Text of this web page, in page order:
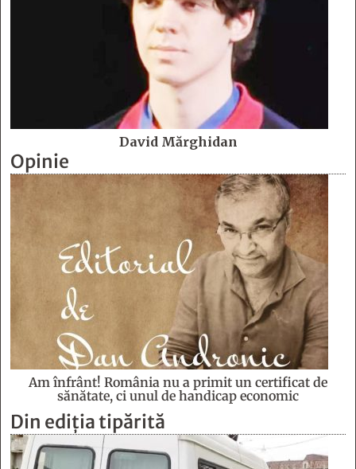
David Mărghidan
Opinie
Am înfrânt! România nu a primit un certificat de
sănătate, ci unul de handicap economic
Din ediția tipărită